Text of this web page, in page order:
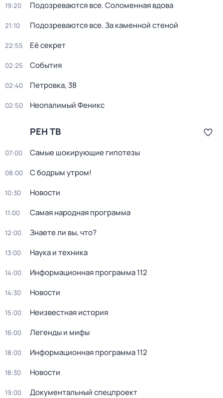
19:20 Подозреваются все. Соломенная вдова
21:10 Подозреваются все. За каменной стеной
22:55 Её секрет
02:25 События
02:40 Петровка, 38
02:50 Неопалимый Феникс
РЕН ТВ
07:00 Самые шoкиpующие гипотезы
08:00 С бодрым утром!
10:30 Новости
11:00 Самая народная программа
12:00 Знаете ли вы, что?
13:00 Наука и техника
14:00 Информационная программа 112
14:30 Новости
15:00 Неизвестная история
16:00 Легенды и мифы
18:00 Информационная программа 112
18:30 Новости
19:00 Документальный спецпроект